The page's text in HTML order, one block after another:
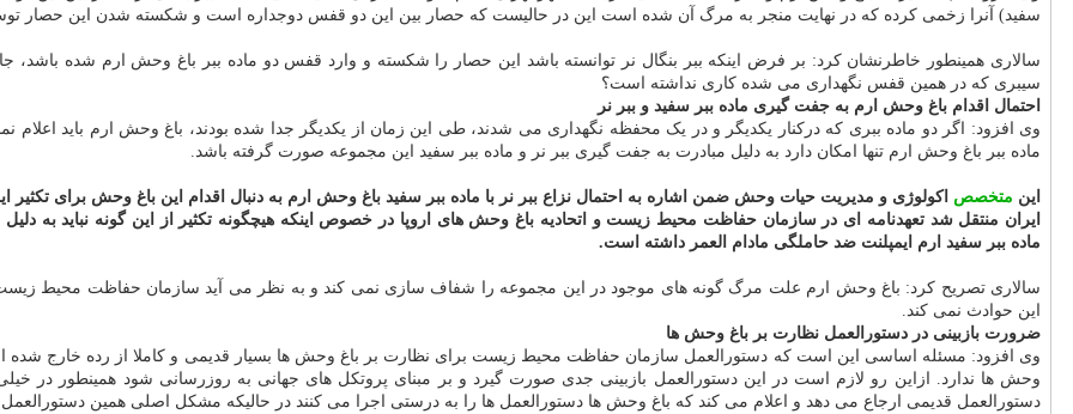
سفید) آنرا زخمی کرده که در نهایت منجر به مرگ آن شده است این در حالیست که حصار بین این دو قفس دوجداره است و شکسته شدن این حصار
سالاری همینطور خاطرنشان کرد: بر فرض اینکه ببر بنگال نر توانسته باشد این حصار را شکسته و وارد قفس دو ماده ببر باغ وحش ارم شده باشد،
سیبری که در همین قفس نگهداری می شده کاری نداشته است؟
احتمال اقدام باغ وحش ارم به جفت گیری ماده ببر سفید و ببر نر
وی افزود: اگر دو ماده ببری که درکنار یکدیگر و در یک محفظه نگهداری می شدند، طی این زمان از یکدیگر جدا شده بودند، باغ وحش ارم باید
ماده ببر باغ وحش ارم تنها امکان دارد به دلیل مبادرت به جفت گیری ببر نر و ماده ببر سفید این مجموعه صورت گرفته باشد.
این متخصص اکولوژی و مدیریت حیات وحش ضمن اشاره به احتمال نزاع ببر نر با ماده ببر سفید باغ وحش ارم به دنبال اقدام این باغ وحش برای
ایران منتقل شد تعهدنامه ای در سازمان حفاظت محیط زیست و اتحادیه باغ وحش های اروپا در خصوص اینکه هیچگونه تکثیر از این گونه نباید به
ماده ببر سفید ارم ایمپلنت ضد حاملگی مادام العمر داشته است.
سالاری تصریح کرد: باغ وحش ارم علت مرگ گونه های موجود در این مجموعه را شفاف سازی نمی کند و به نظر می آید سازمان حفاظت محیط زیست
این حوادث نمی کند.
ضرورت بازبینی در دستورالعمل نظارت بر باغ وحش ها
وی افزود: مسئله اساسی این است که دستورالعمل سازمان حفاظت محیط زیست برای نظارت بر باغ وحش ها بسیار قدیمی و کاملا از رده خارج شده
وحش ها ندارد. ازاین رو لازم است در این دستورالعمل بازبینی جدی صورت گیرد و بر مبنای پروتکل های جهانی به روزرسانی شود همینطور در
دستورالعمل قدیمی ارجاع می دهد و اعلام می کند که باغ وحش ها دستورالعمل ها را به درستی اجرا می کنند در حالیکه مشکل اصلی همین دستورالعمل